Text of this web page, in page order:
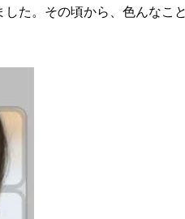
た。その頃から、色んな